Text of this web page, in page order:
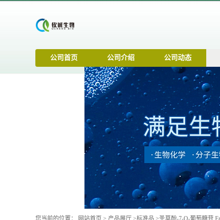
公司首页 公司介绍 公司动态
您当前的位置： 网站首页 > 产品展厅 >标准品 >圣草酚-7-O-葡萄糖苷